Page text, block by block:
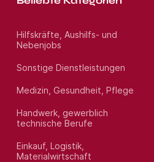
Hilfskräfte, Aushilfs- und
Nebenjobs
Sonstige Dienstleistungen
Medizin, Gesundheit, Pflege
Handwerk, gewerblich
technische Berufe
Einkauf, Logistik,
Materialwirtschaft